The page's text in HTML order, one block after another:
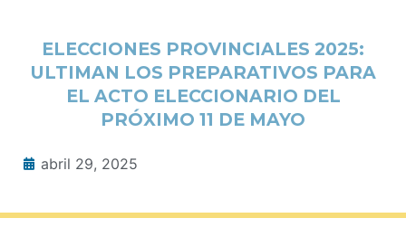
ELECCIONES PROVINCIALES 2025:
ULTIMAN LOS PREPARATIVOS PARA
EL ACTO ELECCIONARIO DEL
PRÓXIMO 11 DE MAYO
abril 29, 2025